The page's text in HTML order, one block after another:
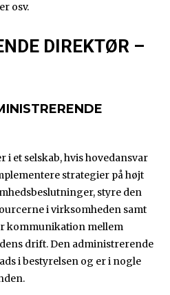
osv.
DIREKTØR –
i et selskab, hvis hovedansvar
strategier på højt
styre den
i virksomheden samt
kommunikation mellem
drift. Den administrerende
i bestyrelsen og er i nogle